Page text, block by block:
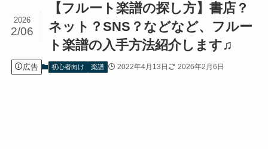
【フルート楽譜の探し方】書店？
ネット？SNS？などなど、フルー
ト楽譜の入手方法紹介します♫
2026
2/06
広告 初心者向け 楽譜 2022年4月13日 2026年2月6日